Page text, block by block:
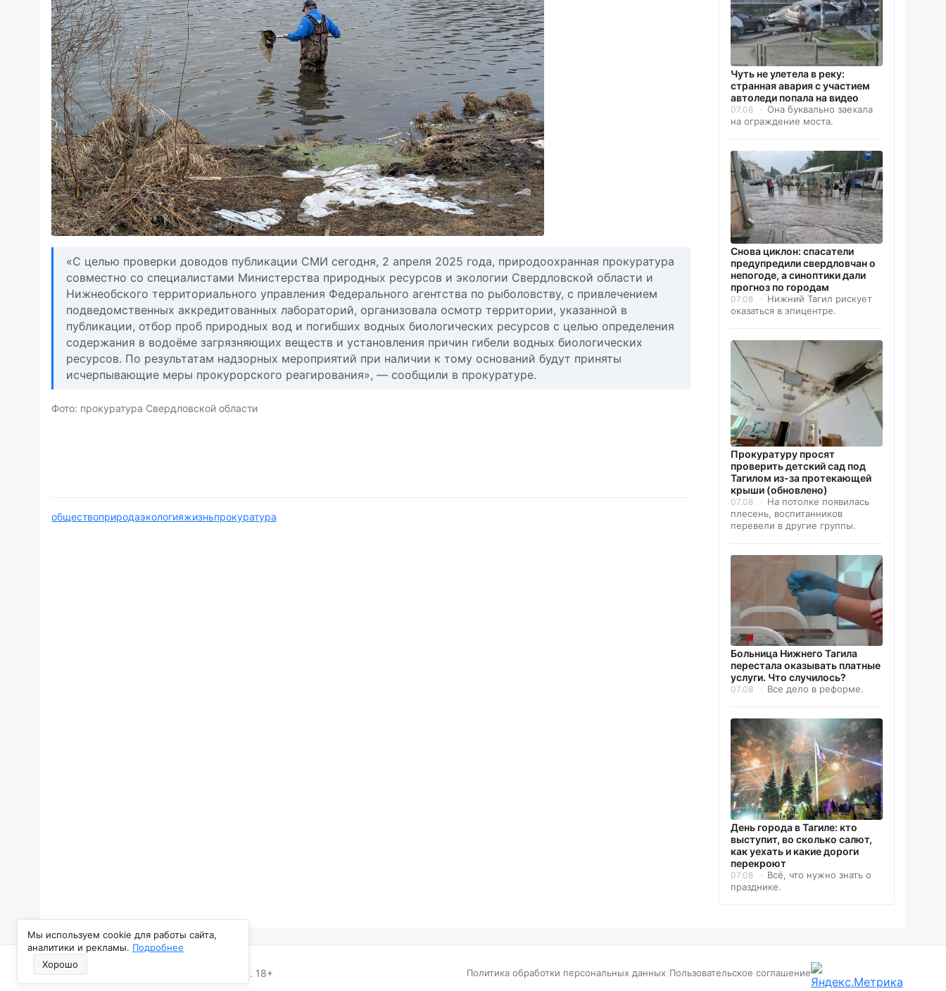
Мы используем cookie для работы сайта,
аналитики и рекламы. Подробнее
Хорошо
«С целью проверки доводов публикации СМИ сегодня, 2 апреля 2025 года, природоохранная прокуратура
совместно со специалистами Министерства природных ресурсов и экологии Свердловской области и
Нижнеобского территориального управления Федерального агентства по рыболовству, с привлечением
подведомственных аккредитованных лабораторий, организовала осмотр территории, указанной в
публикации, отбор проб природных вод и погибших водных биологических ресурсов с целью определения
содержания в водоёме загрязняющих веществ и установления причин гибели водных биологических
ресурсов. По результатам надзорных мероприятий при наличии к тому оснований будут приняты
исчерпывающие меры прокурорского реагирования», — сообщили в прокуратуре.
Фото: прокуратура Свердловской области
обществоприродаэкологияжизньпрокуратура
Чуть не улетела в реку:
странная авария с участием
автоледи попала на видео
07.08
Она буквально заехала
на ограждение моста.
Снова циклон: спасатели
предупредили свердловчан о
непогоде, а синоптики дали
прогноз по городам
07.08
Нижний Тагил рискует
оказаться в эпицентре.
Прокуратуру просят
проверить детский сад под
Тагилом из-за протекающей
крыши (обновлено)
07.08
На потолке появилась
плесень, воспитанников
перевели в другие группы.
Больница Нижнего Тагила
перестала оказывать платные
услуги. Что случилось?
07.08 Все дело в реформе.
День города в Тагиле: кто
выступит, во сколько салют,
как уехать и какие дороги
перекроют
07.08
Всё, что нужно знать о
празднике.
Все Новости Нижнего Тагила, 2013–2026. 18+ Политика обработки персональных данных/Пользовательское соглашение